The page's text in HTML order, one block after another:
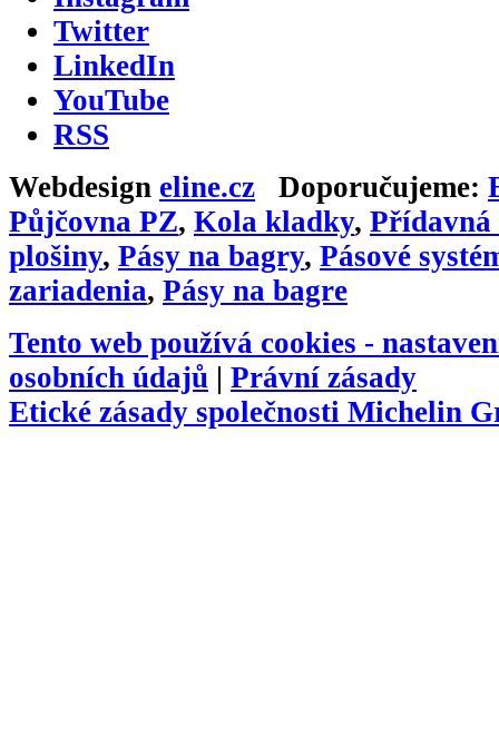
Twitter
LinkedIn
YouTube
RSS
Webdesign eline.cz Doporučujeme:
Půjčovna PZ, Kola kladky, Přídavná
plošiny, Pásy na bagry, Pásové
zariadenia, Pásy na bagre
Tento web používá cookies -
osobních údajů | Právní zásady
Etické zásady společnosti Michelin